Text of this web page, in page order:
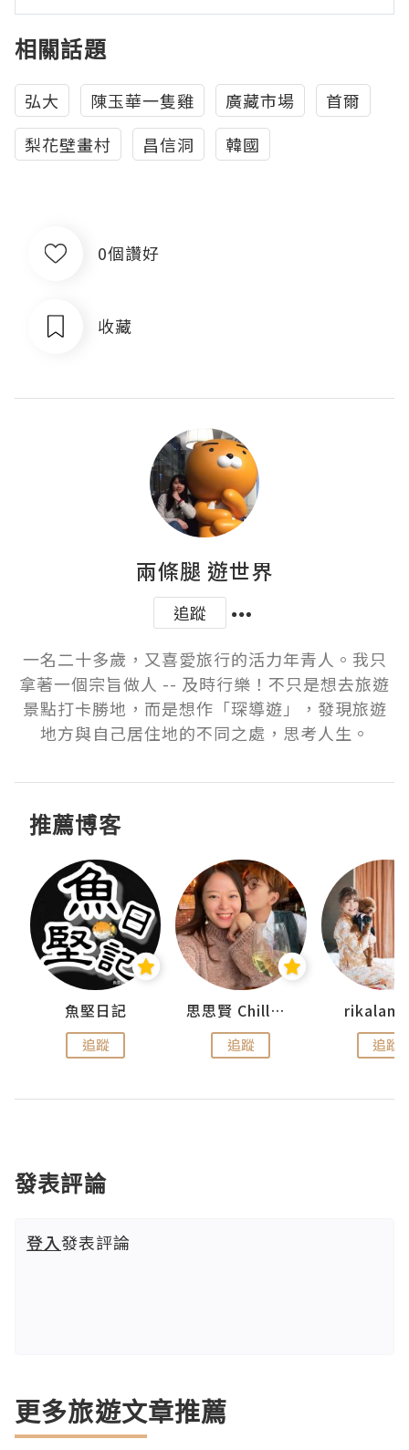
相關話題
弘大 陳玉華一隻雞 廣藏市場
首爾
梨花壁畫村
昌信洞 韓國
0個讚好
收藏
兩條腿 遊世界
追蹤
一名二十多歲，又喜愛旅行的活力年青人。我只
拿著一個宗旨做人 -- 及時行樂！不只是想去旅遊
景點打卡勝地，而是想作「琛導遊」，發現旅遊
地方與自己居住地的不同之處，思考人生。
推薦博客
魚堅日記
追蹤
思思賢 ChillMyBabe
追蹤 追蹤
發表評論
登入發表評論
更多旅遊文章推薦